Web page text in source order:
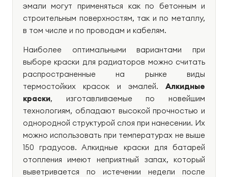
эмали могут применяться как по бетонным и
строительным поверхностям, так и по металлу,
в том числе и по проводам и кабелям.
Наиболее оптимальными вариантами при
выборе краски для радиаторов можно считать
распространенные на рынке виды
термостойких красок и эмалей.Алкидные
краски, изготавливаемые по новейшим
технологиям, обладают высокой прочностью и
однородной структурой слоя при нанесении. Их
можно использовать при температурах не выше
150 градусов. Алкидные краски для батарей
отопления имеют неприятный запах, который
выветривается по истечении недели после